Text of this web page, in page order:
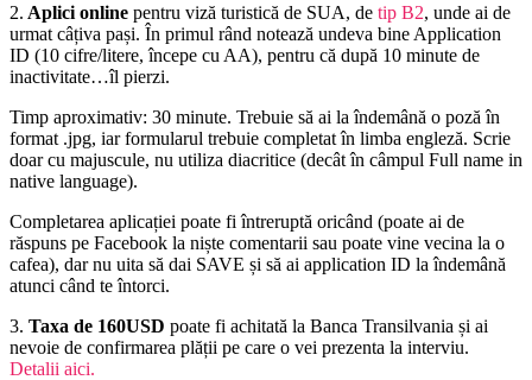
2. Aplici online pentru viză turistică de SUA, de tip B2, unde ai de
urmat câțiva pași. În primul rând notează undeva bine Application
ID (10 cifre/litere, începe cu AA), pentru că după 10 minute de
inactivitate…îl pierzi.
Timp aproximativ: 30 minute. Trebuie să ai la îndemână o poză în
format .jpg, iar formularul trebuie completat în limba engleză. Scrie
doar cu majuscule, nu utiliza diacritice (decât în câmpul Full name in
native language).
Completarea aplicației poate fi întreruptă oricând (poate ai de
răspuns pe Facebook la niște comentarii sau poate vine vecina la o
cafea), dar nu uita să dai SAVE și să ai application ID la îndemână
atunci când te întorci.
3. Taxa de 160USD poate fi achitată la Banca Transilvania și ai
nevoie de confirmarea plății pe care o vei prezenta la interviu.
Detalii aici.